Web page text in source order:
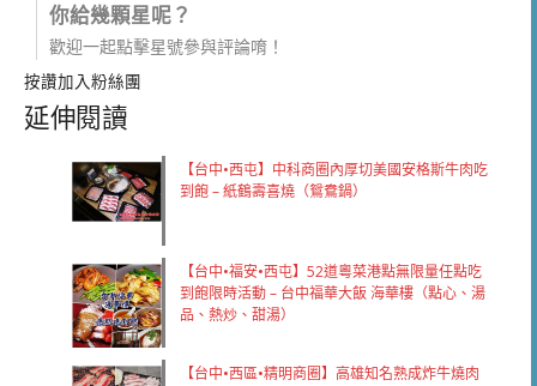
你給幾顆星呢？
歡迎一起點擊星號參與評論唷！
按讚加入粉絲團
延伸閱讀
【台中•西屯】中科商圈內厚切美國安格斯牛肉吃
到飽 – 紙鶴壽喜燒（鴛鴦鍋）
【台中•福安•西屯】52道粵菜港點無限量任點吃
到飽限時活動 – 台中福華大飯 海華樓（點心、湯
品、熱炒、甜湯）
【台中•西區•精明商圈】高雄知名熟成炸牛燒肉